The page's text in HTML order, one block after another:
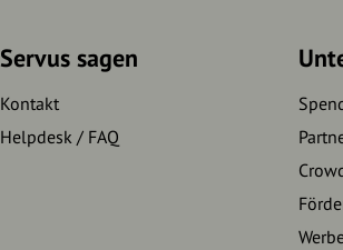
Servus sagen
Kontakt
Helpdesk / FAQ